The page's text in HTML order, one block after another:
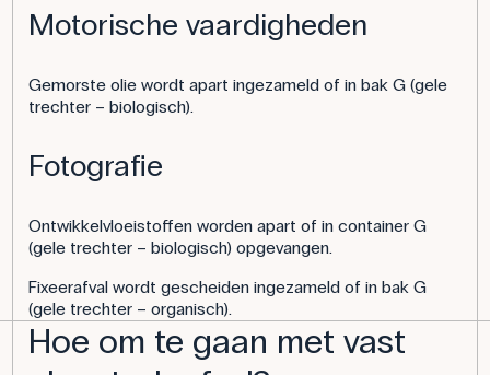
Motorische vaardigheden
Gemorste olie wordt apart ingezameld of in bak G (gele
trechter – biologisch).
Fotografie
Ontwikkelvloeistoffen worden apart of in container G
(gele trechter – biologisch) opgevangen.
Fixeerafval wordt gescheiden ingezameld of in bak G
(gele trechter – organisch).
Hoe om te gaan met vast